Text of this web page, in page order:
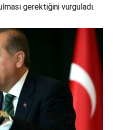
gerektiğini vurguladı.